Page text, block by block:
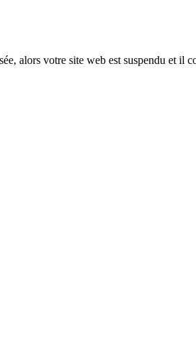
alors votre site web est suspendu et il